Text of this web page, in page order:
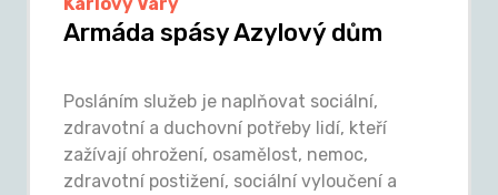
Armáda spásy Azylový dům
Posláním služeb je naplňovat sociální,
zdravotní a duchovní potřeby lidí, kteří
zažívají ohrožení, osamělost, nemoc,
zdravotní postižení, sociální vyloučení a